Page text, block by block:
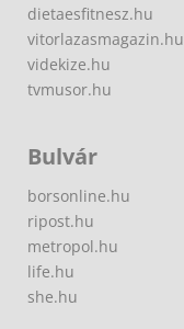
dietaesfitnesz.hu
vitorlazasmagazin.hu
videkize.hu
tvmusor.hu
Bulvár
borsonline.hu
ripost.hu
metropol.hu
life.hu
she.hu